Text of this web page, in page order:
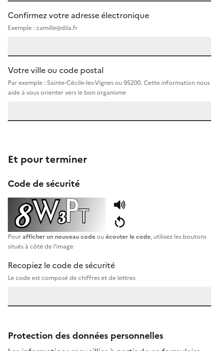
Confirmez votre adresse électronique
Exemple : camille@dila.fr
Votre ville ou code postal
Par exemple : Sainte-Cécile-les-Vignes ou 95200. Cette information nous
aide à vous orienter vers le bon organisme
Et pour terminer
Code de sécurité
Pourafficher un nouveau codeouécouter le code, utilisez les boutons
situés à côté de l’image
Recopiez le code de sécurité
Le code est composé de chiffres et de lettres
Protection des données personnelles